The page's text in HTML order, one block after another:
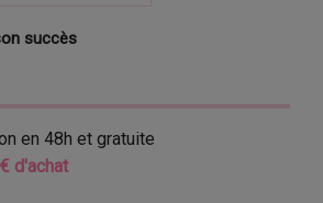
succès
en 48h et gratuite
d'achat